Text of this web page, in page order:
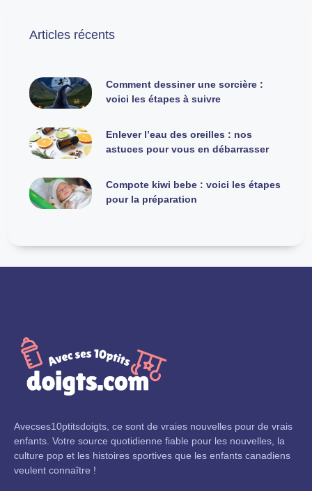
Articles récents
Comment dessiner une sorcière :
voici les étapes à suivre
Enlever l’eau des oreilles : nos
astuces pour vous en débarrasser
Compote kiwi bebe : voici les étapes
pour la préparation
Avecses10ptitsdoigts, ce sont de vraies nouvelles pour de vrais
enfants. Votre source quotidienne fiable pour les nouvelles, la
culture pop et les histoires sportives que les enfants canadiens
veulent connaître !